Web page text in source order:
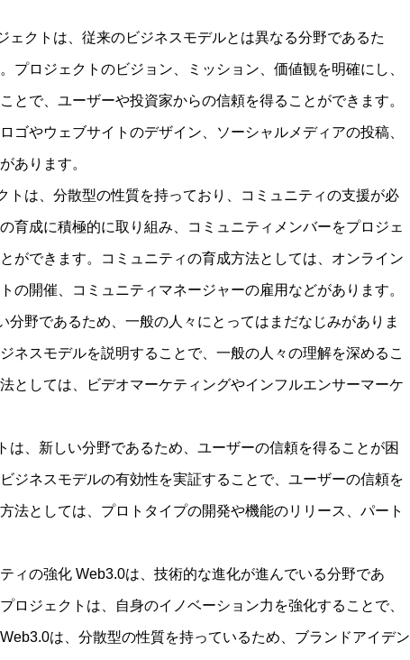
ェクトは、従来のビジネスモデルとは異なる分野であるた
プロジェクトのビジョン、ミッション、価値観を明確にし、
とで、ユーザーや投資家からの信頼を得ることができます。
ゴやウェブサイトのデザイン、ソーシャルメディアの投稿、
あります。
トは、分散型の性質を持っており、コミュニティの支援が必
育成に積極的に取り組み、コミュニティメンバーをプロジェ
ができます。コミュニティの育成方法としては、オンライン
の開催、コミュニティマネージャーの雇用などがあります。
分野であるため、一般の人々にとってはまだなじみがありま
ネスモデルを説明することで、一般の人々の理解を深めるこ
としては、ビデオマーケティングやインフルエンサーマーケ
は、新しい分野であるため、ユーザーの信頼を得ることが困
ジネスモデルの有効性を実証することで、ユーザーの信頼を
法としては、プロトタイプの開発や機能のリリース、パート
ィの強化 Web3.0は、技術的な進化が進んでいる分野であ
ロジェクトは、自身のイノベーション力を強化することで、
は、分散型の性質を持っているため、ブランドアイデン